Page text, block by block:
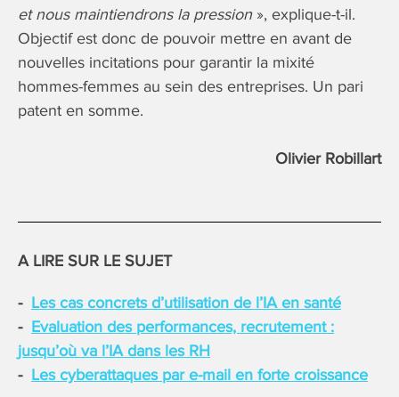
et nous maintiendrons la pression», explique-t-il.
Objectif est donc de pouvoir mettre en avant de
nouvelles incitations pour garantir la mixité
hommes-femmes au sein des entreprises. Un pari
patent en somme.
Olivier Robillart
A LIRE SUR LE SUJET
Les cas concrets d’utilisation de l’IA en santé
Evaluation des performances, recrutement :
jusqu’où va l’IA dans les RH
Les cyberattaques par e-mail en forte croissance